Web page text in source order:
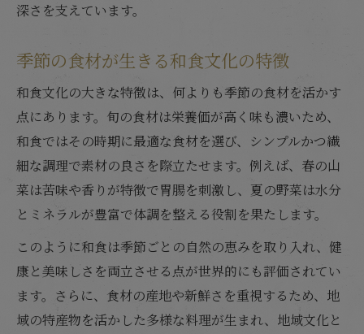
深さを支えています。
季節の食材が生きる和食文化の特徴
和食文化の大きな特徴は、何よりも季節の食材を活かす
点にあります。旬の食材は栄養価が高く味も濃いため、
和食ではその時期に最適な食材を選び、シンプルかつ繊
細な調理で素材の良さを際立たせます。例えば、春の山
菜は苦味や香りが特徴で胃腸を刺激し、夏の野菜は水分
とミネラルが豊富で体調を整える役割を果たします。
このように和食は季節ごとの自然の恵みを取り入れ、健
康と美味しさを両立させる点が世界的にも評価されてい
ます。さらに、食材の産地や新鮮さを重視するため、地
域の特産物を活かした多様な料理が生まれ、地域文化と